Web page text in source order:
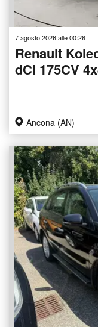
7 agosto 2026 alle 00:26
Renault
dCi 175CV
Ancona (AN)